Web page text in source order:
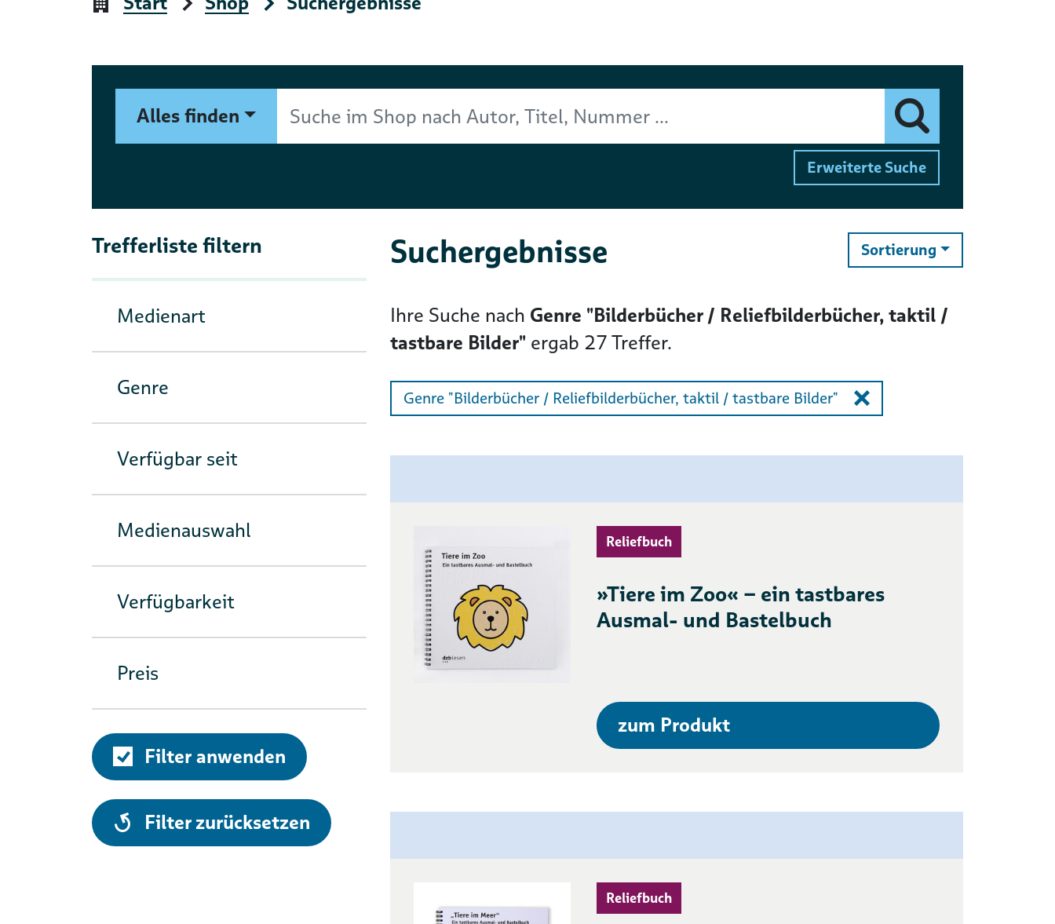
Suchformular
Alles finden
Suche im Shop nach Autor, Titel, Nummer ...
Erweiterte Suche
Trefferliste filtern
Medienart
Genre
Verfügbar seit
Medienauswahl
Verfügbarkeit
Preis
Filter anwenden
alle
Filter zurücksetzen
Suchergebnisse Sortierungändern
Ihre Suche nach Genre "Bilderbücher / Reliefbilderbücher, taktil /
tastbare Bilder" ergab 27Treffer.
Genre "Bilderbücher / Reliefbilderbücher, taktil / tastbare Bilder"
Reliefbuch
»Tiere im Zoo« – ein tastbares
Ausmal- und Bastelbuch
zum Produkt
Reliefbuch